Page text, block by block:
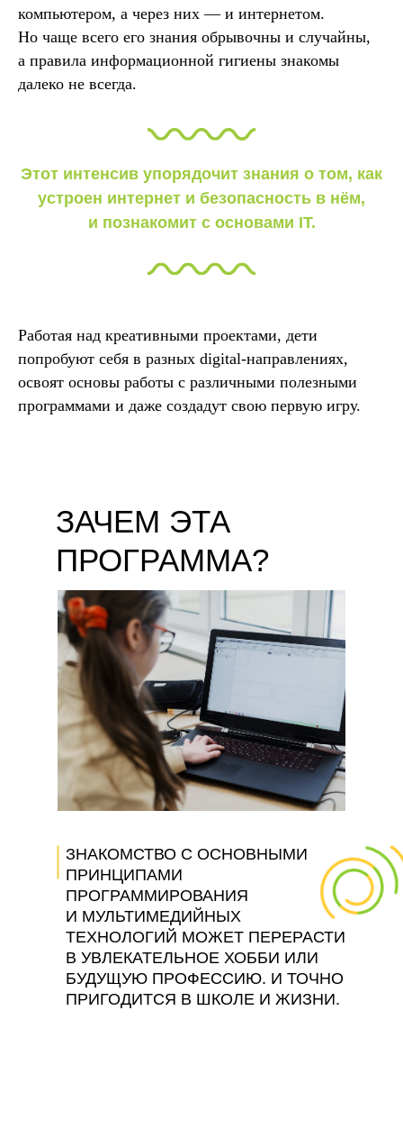
компьютером, а через них — и интернетом.
Но чаще всего его знания обрывочны и случайны,
а правила информационной гигиены знакомы
далеко не всегда.
Этот интенсив упорядочит знания о том, как
устроен интернет и безопасность в нём,
и познакомит с основами IT.
Работая над креативными проектами, дети
попробуют себя в разных digital-направлениях,
освоят основы работы с различными полезными
программами и даже создадут свою первую игру.
ЗАЧЕМ ЭТА
ПРОГРАММА?
ЗНАКОМСТВО С ОСНОВНЫМИ
ПРИНЦИПАМИ
ПРОГРАММИРОВАНИЯ
И МУЛЬТИМЕДИЙНЫХ
ТЕХНОЛОГИЙ МОЖЕТ ПЕРЕРАСТИ
В УВЛЕКАТЕЛЬНОЕ ХОББИ ИЛИ
БУДУЩУЮ ПРОФЕССИЮ. И ТОЧНО
ПРИГОДИТСЯ В ШКОЛЕ И ЖИЗНИ.